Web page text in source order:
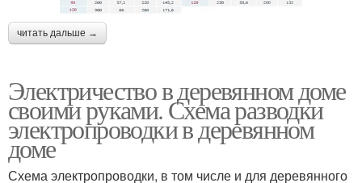
читать дальше →
Электричество в деревянном доме
своими руками. Схема разводки
электропроводки в деревянном
доме
Схема электропроводки, в том числе и для деревянного